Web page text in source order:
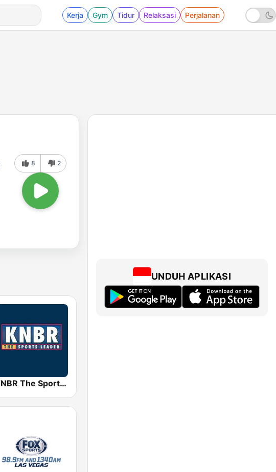
Kerja Gym Tidur Relaksasi Perjalanan
8 2
KNBR The Sports Leader 680 AM
UNDUH APLIKASI